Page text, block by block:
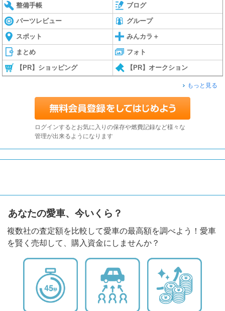
整備手帳 ブログ
パーツレビュー グループ
スポット みんカラ＋
まとめ フォト
【PR】ショッピング 【PR】オークション
もっと見る
ログインするとお気に入りの保存や燃費記録など様々な
管理が出来るようになります
あなたの愛車、今いくら？
複数社の査定額を比較して愛車の最高額を調べよう！愛車
を賢く売却して、購入資金にしませんか？